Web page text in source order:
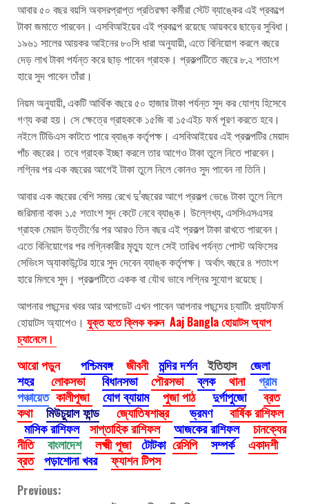
আবার ৫০ বছর বয়সি অবসরপ্রাপ্ত প্রতিরক্ষা কর্মীরা স্টেট ব্যাঙ্কের এই প্রকল্পে
টাকা জমাতে পারবেন। এসবিআইয়ের এই প্রকল্পে রয়েছে আয়করে ছাড়ের সুবিধা।
১৯৬১ সালের আয়কর আইনের ৮০সি ধারা অনুযায়ী, এতে বিনিয়োগ করলে বছরে
দেড় লাখ টাকা পর্যন্ত করে ছাড় পাবেন গ্রাহক। প্রকল্পটিতে বছরে ৮.২ শতাংশ
হারে সুদ পাবেন তাঁরা।
নিয়ম অনুযায়ী, একটি আর্থিক বছরে ৫০ হাজার টাকা পর্যন্ত সুদ কর যোগ্য হিসেবে
গণ্য করা হয়। সে ক্ষেত্রে গ্রাহককে ১৫জি বা ১৫এইচ ফর্ম পূরণ করতে হবে।
নইলে টিডিএস কাটতে পারে ব্যাঙ্ক কর্তৃপক্ষ। এসবিআইয়ের এই প্রকল্পটির মেয়াদ
পাঁচ বছরের। তবে গ্রাহক ইচ্ছা করলে তার আগেও টাকা তুলে নিতে পারবেন।
লগ্নির পর এক বছরের আগেই টাকা তুলে নিলে কোনও সুদ পাবেন না তিনি।
আবার এক বছরের বেশি সময় রেখে দু’বছরের আগে প্রকল্প ভেঙে টাকা তুলে নিলে
জরিমানা বাবদ ১.৫ শতাংশ সুদ কেটে নেবে ব্যাঙ্ক। উল্লেখ্য, এসসিএসএসর
গ্রাহক মেয়াদ উত্তীর্ণের পর আরও তিন বছর এই প্রকল্প টাকা রাখতে পারবেন।
এতে বিনিয়োগের পর লগ্নিকারীর মৃত্যু হলে সেই তারিখ পর্যন্ত পোস্ট অফিসের
সেভিংস অ্যাকাউন্টের হারে সুদ দেবেন ব্যাঙ্ক কর্তৃপক্ষ। অর্থাৎ বছরে ৪ শতাংশ
হারে মিলবে সুদ। প্রকল্পটিতে একক বা যৌথ ভাবে লগ্নির সুযোগ রয়েছে।
আপনার পছন্দের খবর আর আপডেট এখন পাবেন আপনার পছন্দের চ্যাটিং প্ল্যাটফর্ম
হোয়াটস অ্যাপেও। যুক্ত হতে ক্লিক করুন Aaj Bangla হোয়াটস অ্যাপ
চ্যানেলে।
আরো পড়ুন পশ্চিমবঙ্গ জীবনী মন্দির দর্শন ইতিহাস
জেলা
শহর
লোকসভা বিধানসভা পৌরসভা ব্লক থানা
গ্রাম
পঞ্চায়েত কালীপূজা যোগ ব্যায়াম পুজা পাঠ দুর্গাপুজো
ব্রত
কথা
মিউচুয়াল ফান্ড জ্যোতিষশাস্ত্র ভ্রমণ
বার্ষিক রাশিফল
মাসিক রাশিফল সাপ্তাহিক রাশিফল আজকের রাশিফল
চানক্যের
নীতি
বাংলাদেশ লক্ষ্মী পূজা টোটকা রেসিপি সম্পর্ক
একাদশী
ব্রত পড়াশোনা খবর ফ্যাশন টিপস
Continue
Previous: